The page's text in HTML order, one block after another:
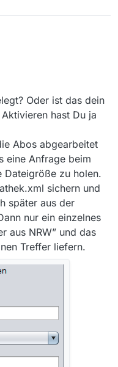
Oder ist das dein
hast Du ja
Abos abgearbeitet
eine Anfrage beim
Dateigröße zu holen.
sichern und
später aus der
nur ein einzelnes
aus NRW” und das
Treffer liefern.